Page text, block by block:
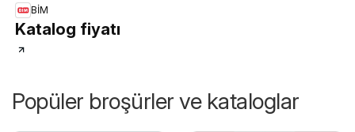
BİM
Katalog fiyatı
Popüler broşürler ve kataloglar